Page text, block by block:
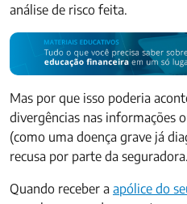
análise de risco feita.
Mas por que isso poderia
divergências nas informações
(como uma doença grave já
recusa por parte da seguradora.
Quando receber a apólice do